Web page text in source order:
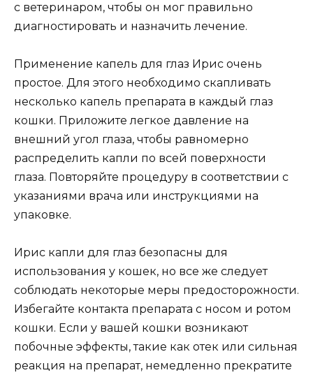
с ветеринаром, чтобы он мог правильно
диагностировать и назначить лечение.
Применение капель для глаз Ирис очень
простое. Для этого необходимо скапливать
несколько капель препарата в каждый глаз
кошки. Приложите легкое давление на
внешний угол глаза, чтобы равномерно
распределить капли по всей поверхности
глаза. Повторяйте процедуру в соответствии с
указаниями врача или инструкциями на
упаковке.
Ирис капли для глаз безопасны для
использования у кошек, но все же следует
соблюдать некоторые меры предосторожности.
Избегайте контакта препарата с носом и ротом
кошки. Если у вашей кошки возникают
побочные эффекты, такие как отек или сильная
реакция на препарат, немедленно прекратите